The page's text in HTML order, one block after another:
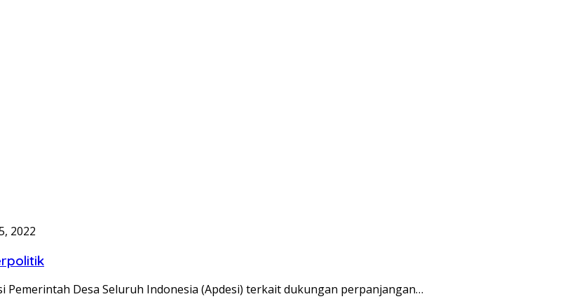
2022
Desa Seluruh Indonesia (Apdesi) terkait dukungan perpanjangan…